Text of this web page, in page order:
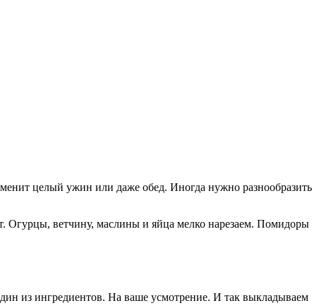
целый ужин или даже обед. Иногда нужно разнообразить
Огурцы, ветчину, маслины и яйца мелко нарезаем. Помидоры
из ингредиентов. На ваше усмотрение. И так выкладываем